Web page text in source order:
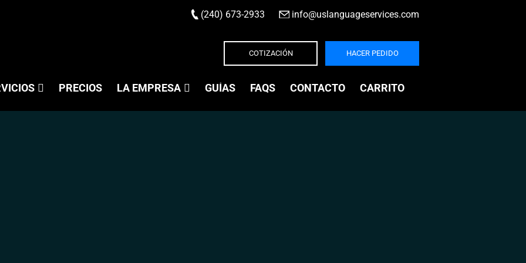
(240) 673-2933 info@uslanguageservices.com
COTIZACIÓN HACER PEDIDO
PRECIOS LA EMPRESA GUÍAS FAQS CONTACTO CARRITO